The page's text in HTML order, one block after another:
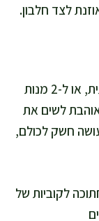
לצד חלבון.
המתכון מספיק ל-4 מנות כתוספת משפחתית, או ל-2 מנות
לשים את
חשק לכולם,
לקוביות של